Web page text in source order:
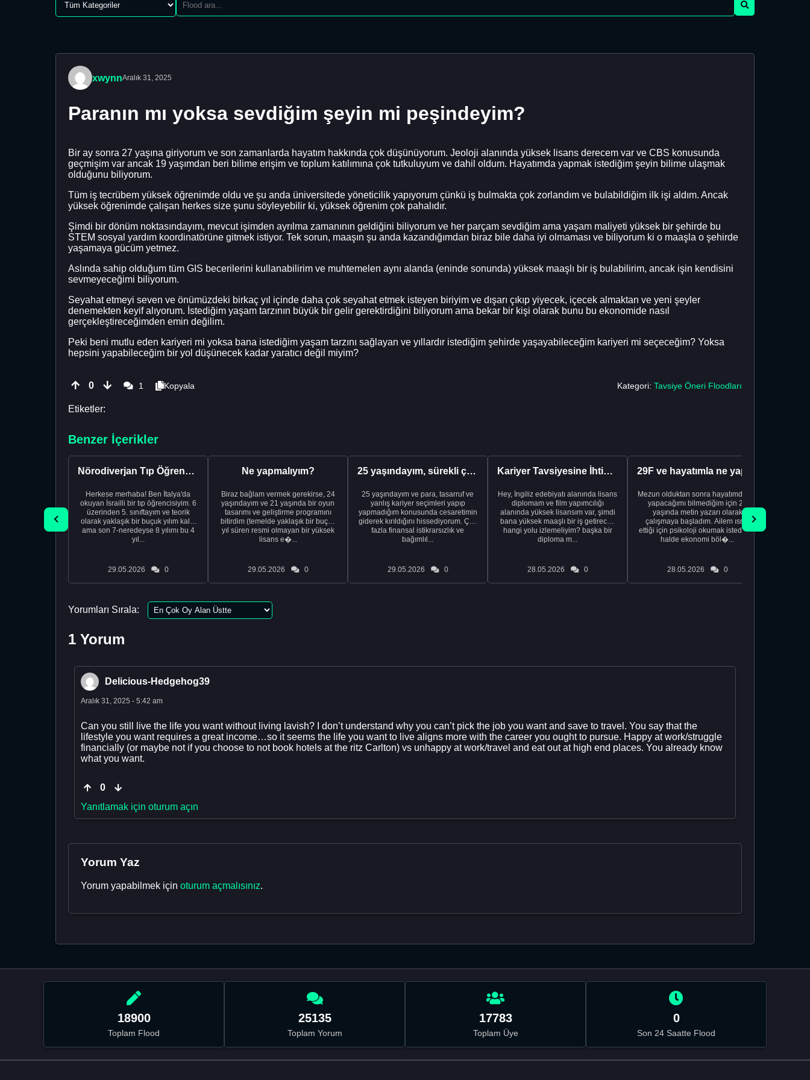
xwynnAralık 31, 2025
Paranın mı yoksa sevdiğim şeyin mi peşindeyim?
Bir ay sonra 27 yaşına giriyorum ve son zamanlarda hayatım hakkında çok düşünüyorum. Jeoloji alanında yüksek lisans derecem var ve CBS konusunda
geçmişim var ancak 19 yaşımdan beri bilime erişim ve toplum katılımına çok tutkuluyum ve dahil oldum. Hayatımda yapmak istediğim şeyin bilime ulaşmak
olduğunu biliyorum.
Tüm iş tecrübem yüksek öğrenimde oldu ve şu anda üniversitede yöneticilik yapıyorum çünkü iş bulmakta çok zorlandım ve bulabildiğim ilk işi aldım. Ancak
yüksek öğrenimde çalışan herkes size şunu söyleyebilir ki, yüksek öğrenim çok pahalıdır.
Şimdi bir dönüm noktasındayım, mevcut işimden ayrılma zamanının geldiğini biliyorum ve her parçam sevdiğim ama yaşam maliyeti yüksek bir şehirde bu
STEM sosyal yardım koordinatörüne gitmek istiyor. Tek sorun, maaşın şu anda kazandığımdan biraz bile daha iyi olmaması ve biliyorum ki o maaşla o şehirde
yaşamaya gücüm yetmez.
Aslında sahip olduğum tüm GIS becerilerini kullanabilirim ve muhtemelen aynı alanda (eninde sonunda) yüksek maaşlı bir iş bulabilirim, ancak işin kendisini
sevmeyeceğimi biliyorum.
Seyahat etmeyi seven ve önümüzdeki birkaç yıl içinde daha çok seyahat etmek isteyen biriyim ve dışarı çıkıp yiyecek, içecek almaktan ve yeni şeyler
denemekten keyif alıyorum. İstediğim yaşam tarzının büyük bir gelir gerektirdiğini biliyorum ama bekar bir kişi olarak bunu bu ekonomide nasıl
gerçekleştireceğimden emin değilim.
Peki beni mutlu eden kariyeri mi yoksa bana istediğim yaşam tarzını sağlayan ve yıllardır istediğim şehirde yaşayabileceğim kariyeri mi seçeceğim? Yoksa
hepsini yapabileceğim bir yol düşünecek kadar yaratıcı değil miyim?
0 1 Kopyala Kategori: Tavsiye Öneri Floodları
Etiketler:
Benzer İçerikler
Nörodiverjan Tıp Öğrencisi Yeni Bir Yol Arıyor
Herkese merhaba! Ben İtalya'da
okuyan İsrailli bir tıp öğrencisiyim. 6
üzerinden 5. sınıftayım ve teorik
olarak yaklaşık bir buçuk yılım kaldı
ama son 7-neredeyse 8 yılımı bu 4
yıl...
29.05.2026 0
Ne yapmalıyım?
Biraz bağlam vermek gerekirse, 24
yaşındayım ve 21 yaşında bir oyun
tasarımı ve geliştirme programını
bitirdim (temelde yaklaşık bir buçuk
yıl süren resmi olmayan bir yüksek
lisans e�...
29.05.2026 0
25 yaşındayım, sürekli çalışıyorum ve hâlâ maddi a...
25 yaşındayım ve para, tasarruf ve
yanlış kariyer seçimleri yapıp
yapmadığım konusunda cesaretimin
giderek kırıldığını hissediyorum. Çok
fazla finansal istikrarsızlık ve
bağımlıl...
29.05.2026 0
Kariyer Tavsiyesine İhtiyacınız Var
Hey, İngiliz edebiyatı alanında lisans
diplomam ve film yapımcılığı
alanında yüksek lisansım var, şimdi
bana yüksek maaşlı bir iş getirecek
hangi yolu izlemeliyim? başka bir
diploma m...
28.05.2026 0
Mezun olduktan sonra hayatımda ne
yapacağımı bilmediğim için 20
yaşında metin yazarı olarak
çalışmaya başladım. Ailem ısrar
ettiği için psikoloji okumak istediğim
halde ekonomi böl�...
28.05.2026 0
Yorumları Sırala:
1 Yorum
Delicious-Hedgehog39
Aralık 31, 2025 - 5:42 am
Can you still live the life you want without living lavish? I don’t understand why you can’t pick the job you want and save to travel. You say that the
lifestyle you want requires a great income…so it seems the life you want to live aligns more with the career you ought to pursue. Happy at work/struggle
financially (or maybe not if you choose to not book hotels at the ritz Carlton) vs unhappy at work/travel and eat out at high end places. You already know
what you want.
0
Yanıtlamak için oturum açın
Yorum Yaz
Yorum yapabilmek için oturum açmalısınız.
18900
Toplam Flood
25135
Toplam Yorum
17783
Toplam Üye
0
Son 24 Saatte Flood